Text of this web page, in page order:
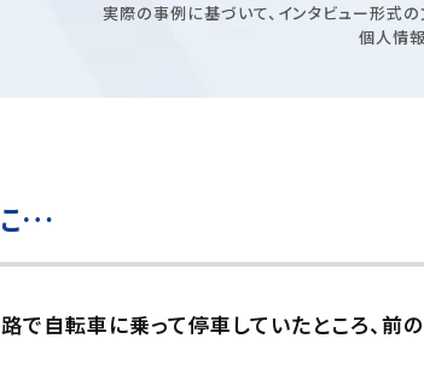
実際の事例に基づいて、インタビュー形式
個人情
…
で自転車に乗って停車していたところ、前